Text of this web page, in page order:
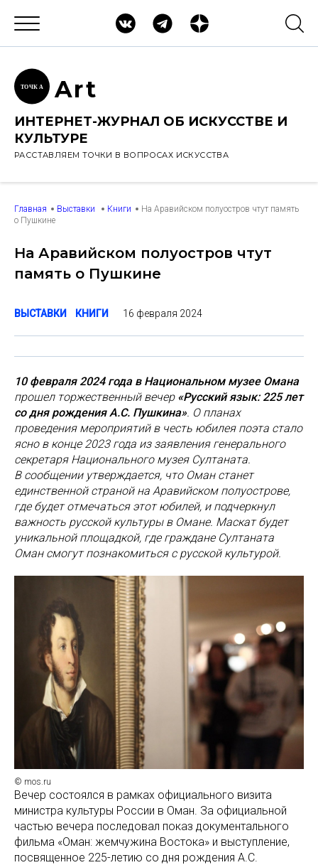
ТОЧК А Art
ИНТЕРНЕТ-ЖУРНАЛ ОБ ИСКУССТВЕ И
КУЛЬТУРЕ
РАССТАВЛЯЕМ ТОЧКИ В ВОПРОСАХ ИСКУССТВА
Главная Выставки Книги
На Аравийском полуостров чтут память
о Пушкине
На Аравийском полуостров чтут
память о Пушкине
ВЫСТАВКИ КНИГИ 16 февраля 2024
10 февраля 2024 года в Национальном музее Омана
прошел торжественный вечер «Русский язык: 225 лет
со дня рождения А.С. Пушкина». О планах
проведения мероприятий в честь юбилея поэта стало
ясно в конце 2023 года из заявления генерального
секретаря Национального музея Султаната.
В сообщении утверждается, что Оман станет
единственной страной на Аравийском полуострове,
где будет отмечаться этот юбилей, и подчеркнул
важность русской культуры в Омане. Маскат будет
уникальной площадкой, где граждане Султаната
Оман смогут познакомиться с русской культурой.
© mos.ru
Вечер состоялся в рамках официального визита
министра культуры России в Оман. За официальной
частью вечера последовал показ документального
фильма «Оман: жемчужина Востока» и выступление,
посвященное 225-летию со дня рождения А.С.